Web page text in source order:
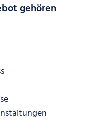
gehören